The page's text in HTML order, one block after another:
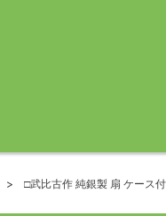
□武比古作 純銀製 扇 ケース